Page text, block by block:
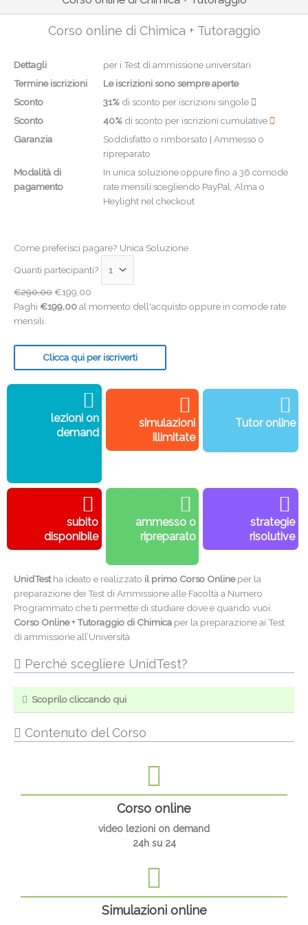
Corso online di Chimica + Tutoraggio
Dettagli
per i Test di ammissione universitari
Termine iscrizioni
Le iscrizioni sono sempre aperte
Sconto
31% di sconto per iscrizioni singole
Sconto
40% di sconto per iscrizioni cumulative
Garanzia
Soddisfatto o rimborsato | Ammesso o
ripreparato
Modalità di
pagamento
In unica soluzione oppure fino a 36 comode
rate mensili scegliendo PayPal, Alma o
Heylight nel checkout
Come preferisci pagare? Unica Soluzione
Quanti partecipanti?
€290,00€199,00
Paghi €199,00al momento dell'acquisto oppure in comode rate
mensili.
Clicca qui per iscriverti
lezioni on
demand
simulazioni
illimitate
Tutor online
subito
disponibile
ammesso o
ripreparato
strategie
risolutive
UnidTestha ideato e realizzato il primo Corso Onlineper la
preparazione dei Test di Ammissione alle Facoltà a Numero
Programmato che ti permette di studiare dove e quando vuoi.
Corso Online + Tutoraggio di Chimica per la preparazione ai Test
di ammissione all’Università
Perché scegliere UnidTest?
Scoprilo cliccando qui
Contenuto del Corso
Corso online
video lezioni on demand
24h su 24
Simulazioni online